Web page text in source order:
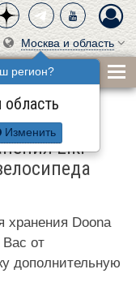
Москва и область
регион?
Изменить
Liki
хранения Doona
Вас от
дополнительную